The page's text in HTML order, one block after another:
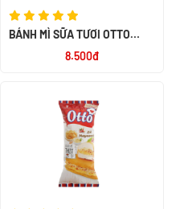
BÁNH MÌ SỮA TƯƠI OTTO
8.500đ